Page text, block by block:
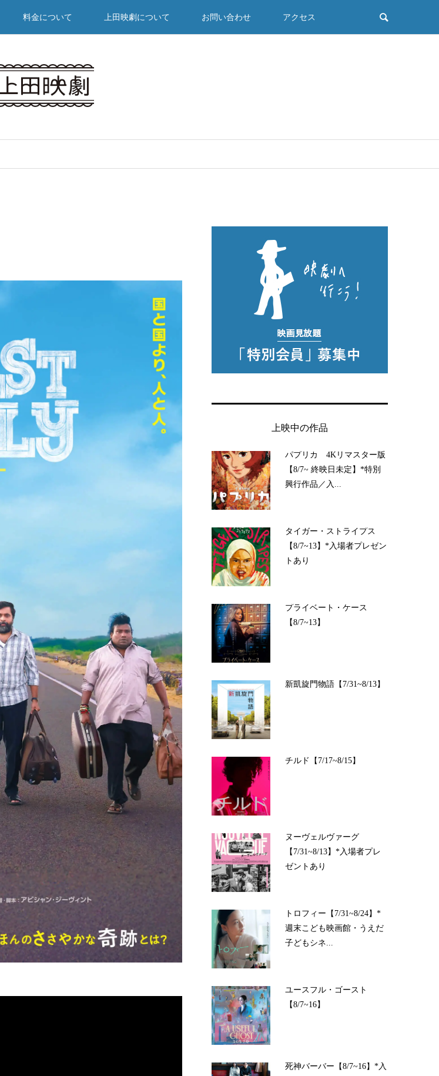
料金について 上田映劇について お問い合わせ アクセス
上映中の作品
パプリカ 4Kリマスター版
【8/7~ 終映日未定】*特別
興行作品／入...
タイガー・ストライプス
【8/7~13】*入場者プレゼン
トあり
プライベート・ケース
【8/7~13】
新凱旋門物語【7/31~8/13】
チルド【7/17~8/15】
ヌーヴェルヴァーグ
【7/31~8/13】*入場者プレ
ゼントあり
トロフィー【7/31~8/24】*
週末こども映画館・うえだ
子どもシネ...
ユースフル・ゴースト
【8/7~16】
死神バーバー【8/7~16】*入